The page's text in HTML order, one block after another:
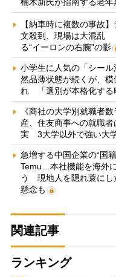
【納車時に複数の事故
文殺到、現場は大混乱
る“イーロンの右腕”の影
小学生に人気の「シー
然品薄状態が続くが、
れ 「選別が本格化する
《商社の大学別就職者
産、住友商事への就職
実 3大学以外で強い大
急増する中国企業の“国
Temu…本社機能を海外
う 現地人を隠れ蓑にし
懸念も
関連記事
ランキング